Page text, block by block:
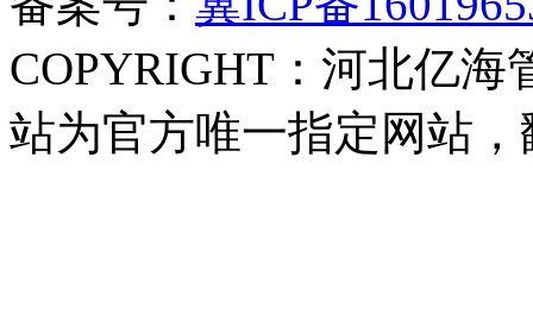
COPYRIGHT：河北亿海
站为官方唯一指定网站